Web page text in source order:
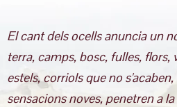
El cant dels ocells anuncia un
terra, camps, bosc, fulles, flors,
estels, corriols que no
sensacions noves, penetren a